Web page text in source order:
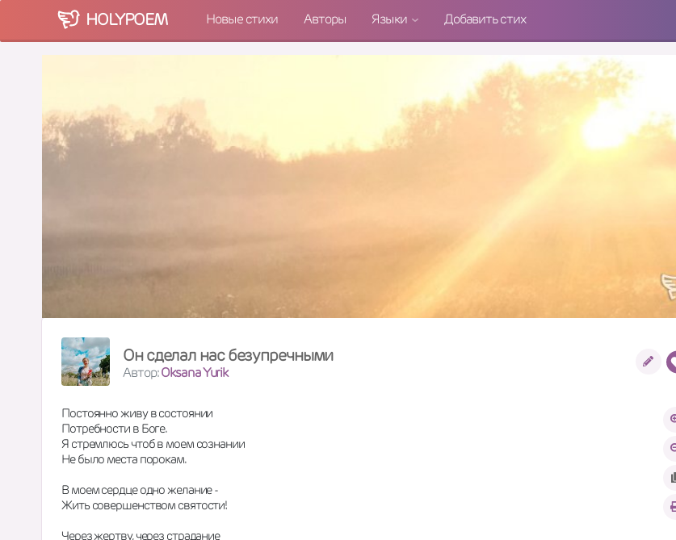
HOLYPOEM Новые стихи Авторы Языки Добавить стих
Он сделал нас безупречными
Автор:Oksana Yurik
Постоянно живу в состоянии
Потребности в Боге.
Я стремлюсь чтоб в моем сознании
Не было места порокам.
В моем сердце одно желание -
Жить совершенством святости!
Через жертву, через страдание